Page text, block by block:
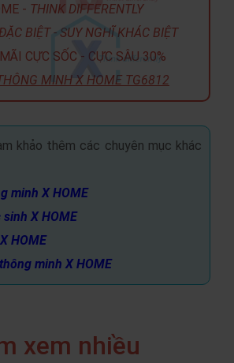
- THINK DIFFERENTLY
BIỆT - SUY NGHĨ KHÁC BIỆT
CỰC SỐC - CỰC SÂU 30%
MINH X HOME TG6812
khảo thêm các chuyên mục khác
minh X HOME
X HOME
HOME
minh X HOME
xem nhiều